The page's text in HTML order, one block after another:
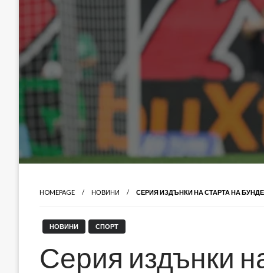
HOMEPAGE НОВИНИ СЕРИЯ ИЗДЪНКИ НА СТАРТА НА
НОВИНИ СПОРТ
Серия издънки